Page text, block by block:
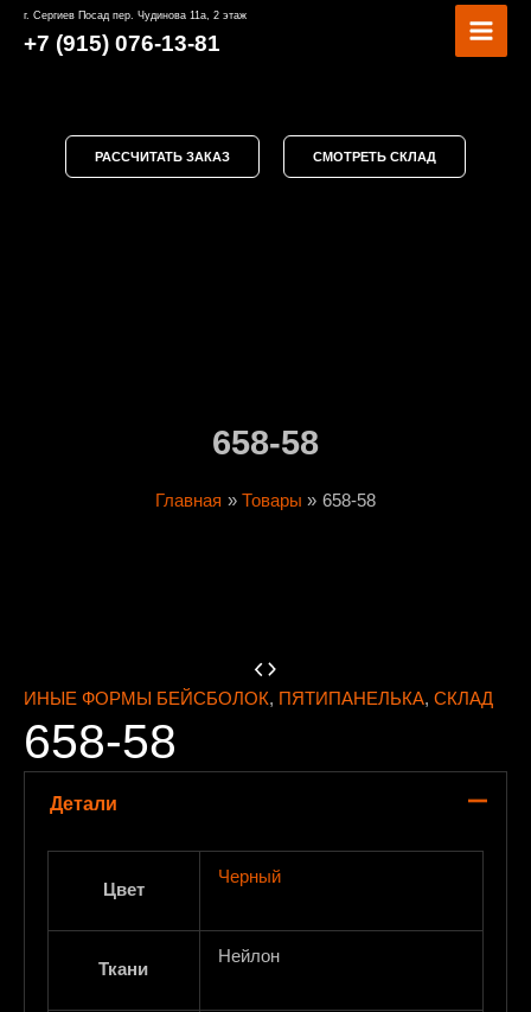
Перейти
г. Сергиев Посад пер. Чудинова 11а, 2 этаж
+7 (915) 076-13-81
РАССЧИТАТЬ ЗАКАЗ СМОТРЕТЬ СКЛАД
658-58
Главная Товары 658-58
ИНЫЕ ФОРМЫ БЕЙСБОЛОК, ПЯТИПАНЕЛЬКА, СКЛАД
658-58
Детали
Цвет
Черный
Ткани
Нейлон